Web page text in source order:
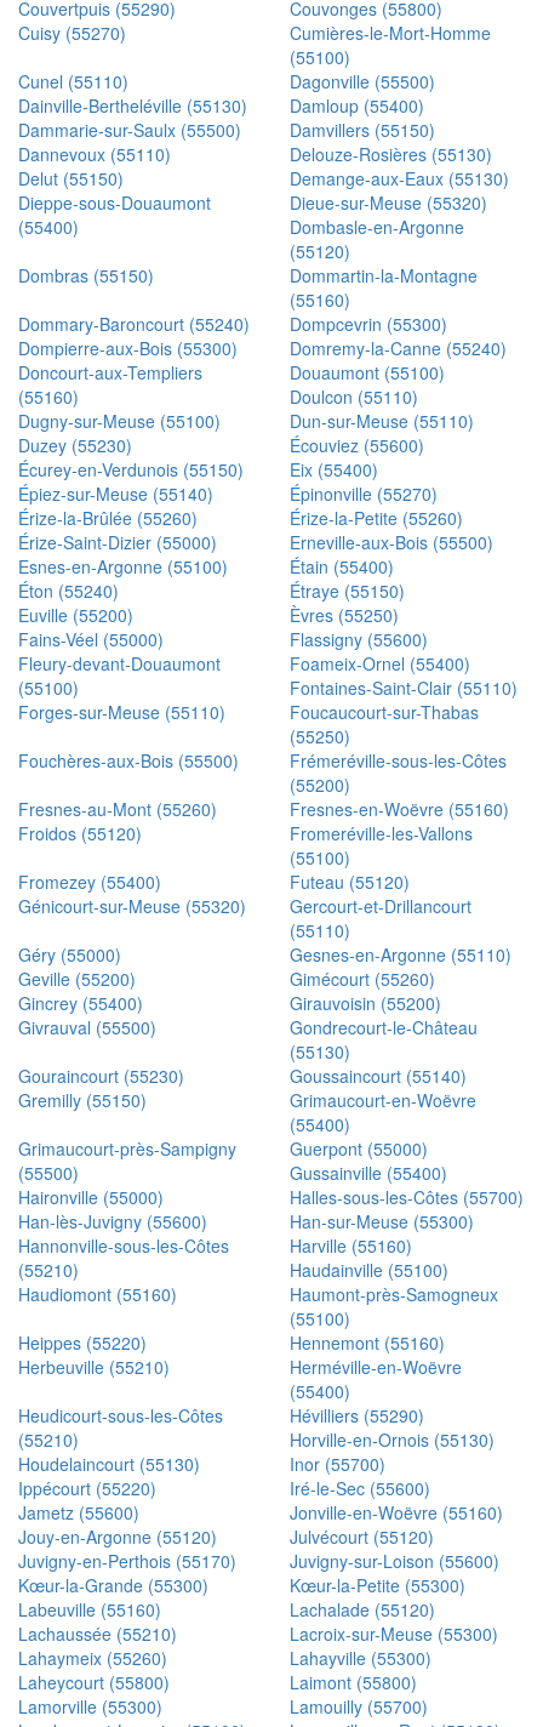
Couvertpuis (55290)
Couvonges (55800)
Cuisy (55270)
Cumières-le-Mort-Homme
(55100)
Cunel (55110)
Dagonville (55500)
Dainville-Bertheléville (55130)
Damloup (55400)
Dammarie-sur-Saulx (55500)
Damvillers (55150)
Dannevoux (55110)
Delouze-Rosières (55130)
Delut (55150)
Demange-aux-Eaux (55130)
Dieppe-sous-Douaumont
(55400)
Dieue-sur-Meuse (55320)
Dombasle-en-Argonne
(55120)
Dombras (55150)
Dommartin-la-Montagne
(55160)
Dommary-Baroncourt (55240)
Dompcevrin (55300)
Dompierre-aux-Bois (55300)
Domremy-la-Canne (55240)
Doncourt-aux-Templiers
(55160)
Douaumont (55100)
Doulcon (55110)
Dugny-sur-Meuse (55100)
Dun-sur-Meuse (55110)
Duzey (55230)
Écouviez (55600)
Écurey-en-Verdunois (55150)
Eix (55400)
Épiez-sur-Meuse (55140)
Épinonville (55270)
Érize-la-Brûlée (55260)
Érize-la-Petite (55260)
Érize-Saint-Dizier (55000)
Erneville-aux-Bois (55500)
Esnes-en-Argonne (55100)
Étain (55400)
Éton (55240)
Étraye (55150)
Euville (55200)
Èvres (55250)
Fains-Véel (55000)
Flassigny (55600)
Fleury-devant-Douaumont
(55100)
Foameix-Ornel (55400)
Fontaines-Saint-Clair (55110)
Forges-sur-Meuse (55110)
Foucaucourt-sur-Thabas
(55250)
Fouchères-aux-Bois (55500)
Frémeréville-sous-les-Côtes
(55200)
Fresnes-au-Mont (55260)
Fresnes-en-Woëvre (55160)
Froidos (55120)
Fromeréville-les-Vallons
(55100)
Fromezey (55400)
Futeau (55120)
Génicourt-sur-Meuse (55320)
Gercourt-et-Drillancourt
(55110)
Géry (55000)
Gesnes-en-Argonne (55110)
Geville (55200)
Gimécourt (55260)
Gincrey (55400)
Girauvoisin (55200)
Givrauval (55500)
Gondrecourt-le-Château
(55130)
Gouraincourt (55230)
Goussaincourt (55140)
Gremilly (55150)
Grimaucourt-en-Woëvre
(55400)
Grimaucourt-près-Sampigny
(55500)
Guerpont (55000)
Gussainville (55400)
Haironville (55000)
Halles-sous-les-Côtes (55700)
Han-lès-Juvigny (55600)
Han-sur-Meuse (55300)
Hannonville-sous-les-Côtes
(55210)
Harville (55160)
Haudainville (55100)
Haudiomont (55160)
Haumont-près-Samogneux
(55100)
Heippes (55220)
Hennemont (55160)
Herbeuville (55210)
Herméville-en-Woëvre
(55400)
Heudicourt-sous-les-Côtes
(55210)
Hévilliers (55290)
Horville-en-Ornois (55130)
Houdelaincourt (55130)
Inor (55700)
Ippécourt (55220)
Iré-le-Sec (55600)
Jametz (55600)
Jonville-en-Woëvre (55160)
Jouy-en-Argonne (55120)
Julvécourt (55120)
Juvigny-en-Perthois (55170)
Juvigny-sur-Loison (55600)
Kœur-la-Grande (55300)
Kœur-la-Petite (55300)
Labeuville (55160)
Lachalade (55120)
Lachaussée (55210)
Lacroix-sur-Meuse (55300)
Lahaymeix (55260)
Lahayville (55300)
Laheycourt (55800)
Laimont (55800)
Lamorville (55300)
Lamouilly (55700)